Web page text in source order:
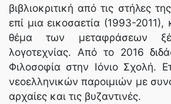
βιβλιοκριτική από τις στήλες
επί μια εικοσαετία (1993-
θέμα των μεταφράσεων
λογοτεχνίας. Από το 2016
Φιλοσοφία στην Ιόνιο Σχολή.
νεοελληνικών παροιμιών με
αρχαίες και τις βυζαντινές.